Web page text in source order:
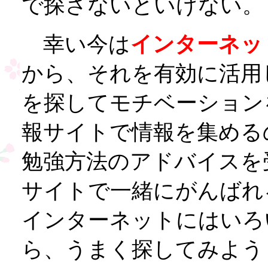
で探さないといけない。
幸い今はインターネッ
から、それを有効に活
を探してモチベーショ
報サイトで情報を集め
勉強方法のアドバイス
サイトで一緒にがんば
インターネットにはい
ら、うまく探してみよ